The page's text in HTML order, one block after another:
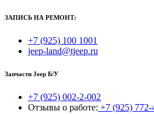
ЗАПИСЬ НА РЕМОНТ:
+7 (925) 100 1001
jeep-land@tjeep.ru
Запчасти Jeep Б/У
+7 (925) 002-2-002
Отзывы о работе: +7 (925) 772-